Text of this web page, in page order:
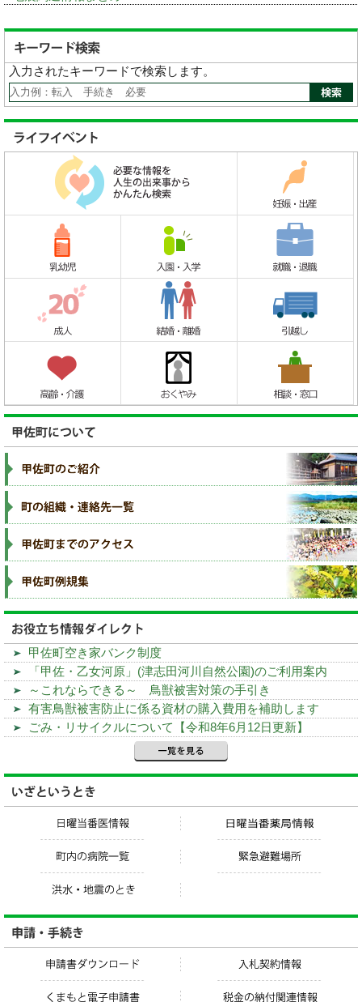
入力されたキーワードで検索します。
甲佐町空き家バンク制度
「甲佐・乙女河原」(津志田河川自然公園)のご利用案内
～これならできる～ 鳥獣被害対策の手引き
有害鳥獣被害防止に係る資材の購入費用を補助します
ごみ・リサイクルについて【令和8年6月12日更新】